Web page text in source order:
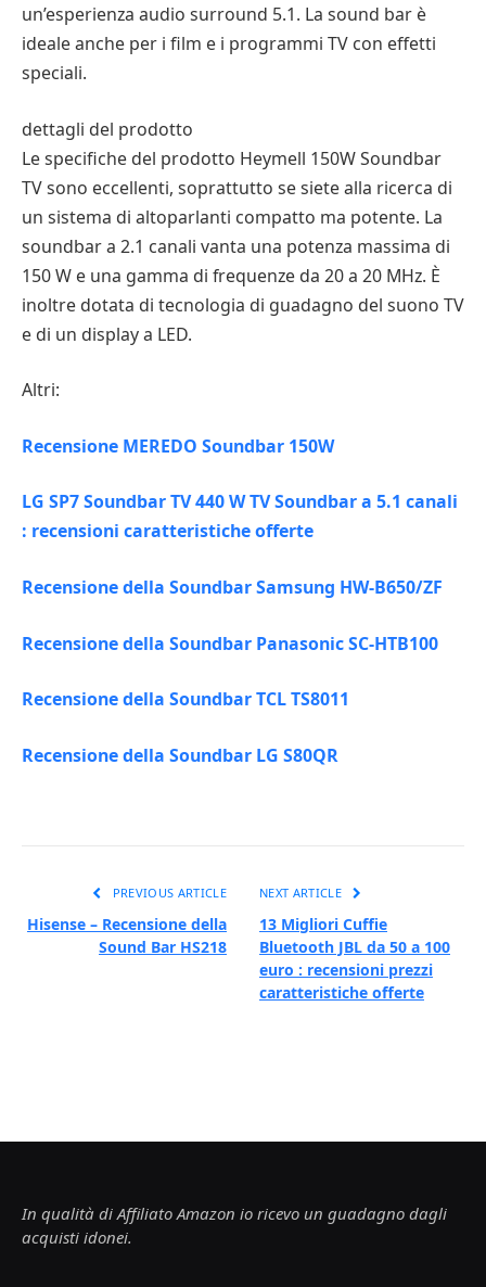
un’esperienza audio surround 5.1. La sound bar è
ideale anche per i film e i programmi TV con effetti
speciali.
dettagli del prodotto
Le specifiche del prodotto Heymell 150W Soundbar
TV sono eccellenti, soprattutto se siete alla ricerca di
un sistema di altoparlanti compatto ma potente. La
soundbar a 2.1 canali vanta una potenza massima di
150 W e una gamma di frequenze da 20 a 20 MHz. È
inoltre dotata di tecnologia di guadagno del suono TV
e di un display a LED.
Altri:
Recensione MEREDO Soundbar 150W
LG SP7 Soundbar TV 440 W TV Soundbar a 5.1 canali
: recensioni caratteristiche offerte
Recensione della Soundbar Samsung HW-B650/ZF
Recensione della Soundbar Panasonic SC-HTB100
Recensione della Soundbar TCL TS8011
Recensione della Soundbar LG S80QR
PREVIOUS ARTICLE
Hisense – Recensione della
Sound Bar HS218
NEXT ARTICLE
13 Migliori Cuffie
Bluetooth JBL da 50 a 100
euro : recensioni prezzi
caratteristiche offerte
In qualità di Affiliato Amazon io ricevo un guadagno dagli
acquisti idonei.